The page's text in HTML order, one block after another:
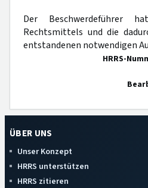
Der Beschwerdeführer
Rechtsmittels und die
entstandenen notwendigen
HRRS-
ÜBER UNS
Unser Konzept
HRRS unterstützen
HRRS zitieren